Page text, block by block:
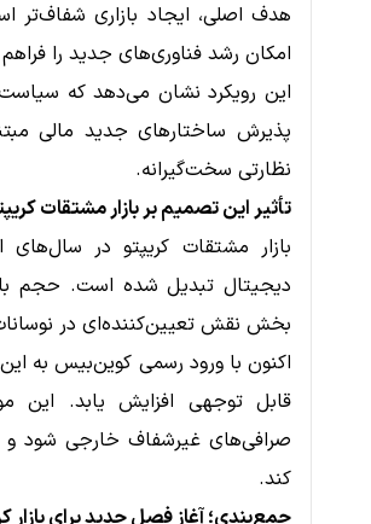
هدف اصلی، ایجاد بازاری شفاف‌تر
امکان رشد فناوری‌های جدید را
این رویکرد نشان می‌دهد که
پذیرش ساختارهای جدید مالی
نظارتی سخت‌گیرانه.
تأثیر این تصمیم بر بازار مشتقات
بازار مشتقات کریپتو در
دیجیتال تبدیل شده است. حجم
بخش نقش تعیین‌کننده‌ای در
اکنون با ورود رسمی کوین‌بیس به
قابل توجهی افزایش یابد. این
صرافی‌های غیرشفاف خارجی شود و
کند.
جمع‌بندی؛ آغاز فصل جدید برای بازار